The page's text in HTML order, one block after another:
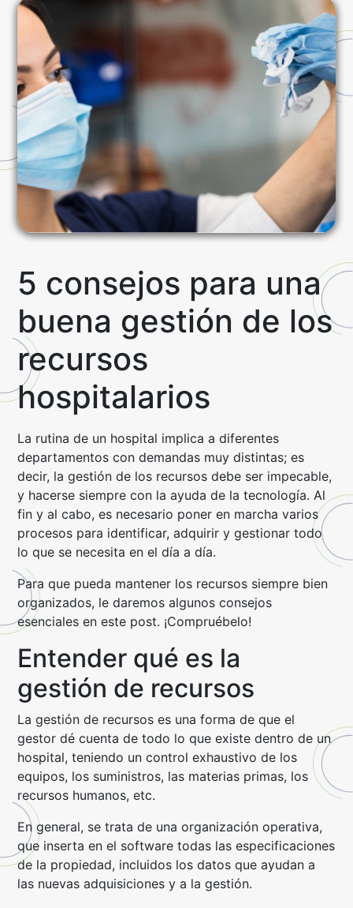
5 consejos para una
buena gestión de los
recursos
hospitalarios
La rutina de un hospital implica a diferentes
departamentos con demandas muy distintas; es
decir, la gestión de los recursos debe ser impecable,
y hacerse siempre con la ayuda de la tecnología. Al
fin y al cabo, es necesario poner en marcha varios
procesos para identificar, adquirir y gestionar todo
lo que se necesita en el día a día.
Para que pueda mantener los recursos siempre bien
organizados, le daremos algunos consejos
esenciales en este post. ¡Compruébelo!
Entender qué es la
gestión de recursos
La gestión de recursos es una forma de que el
gestor dé cuenta de todo lo que existe dentro de un
hospital, teniendo un control exhaustivo de los
equipos, los suministros, las materias primas, los
recursos humanos, etc.
En general, se trata de una organización operativa,
que inserta en el software todas las especificaciones
de la propiedad, incluidos los datos que ayudan a
las nuevas adquisiciones y a la gestión.